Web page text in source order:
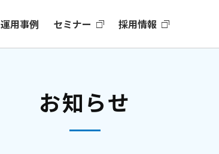
運用事例 セミナー 採用情報
お知らせ